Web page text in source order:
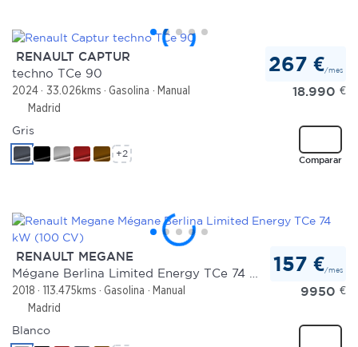
RENAULT CAPTUR
techno TCe 90
2024 33.026kms Gasolina
Manual
Madrid
267 €/mes
18.990 €
Comparar
Gris
+2
RENAULT MEGANE
2018 113.475kms Gasolina
Manual
Madrid
157 €/mes
9950 €
Blanco